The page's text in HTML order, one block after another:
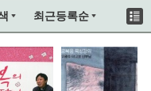
최근등록순